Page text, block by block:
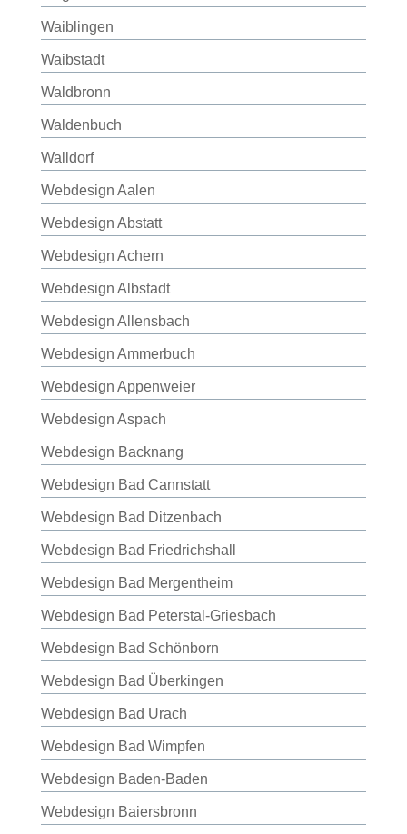
Waiblingen
Waibstadt
Waldbronn
Waldenbuch
Walldorf
Webdesign Aalen
Webdesign Abstatt
Webdesign Achern
Webdesign Albstadt
Webdesign Allensbach
Webdesign Ammerbuch
Webdesign Appenweier
Webdesign Aspach
Webdesign Backnang
Webdesign Bad Cannstatt
Webdesign Bad Ditzenbach
Webdesign Bad Friedrichshall
Webdesign Bad Mergentheim
Webdesign Bad Peterstal-Griesbach
Webdesign Bad Schönborn
Webdesign Bad Überkingen
Webdesign Bad Urach
Webdesign Bad Wimpfen
Webdesign Baden-Baden
Webdesign Baiersbronn